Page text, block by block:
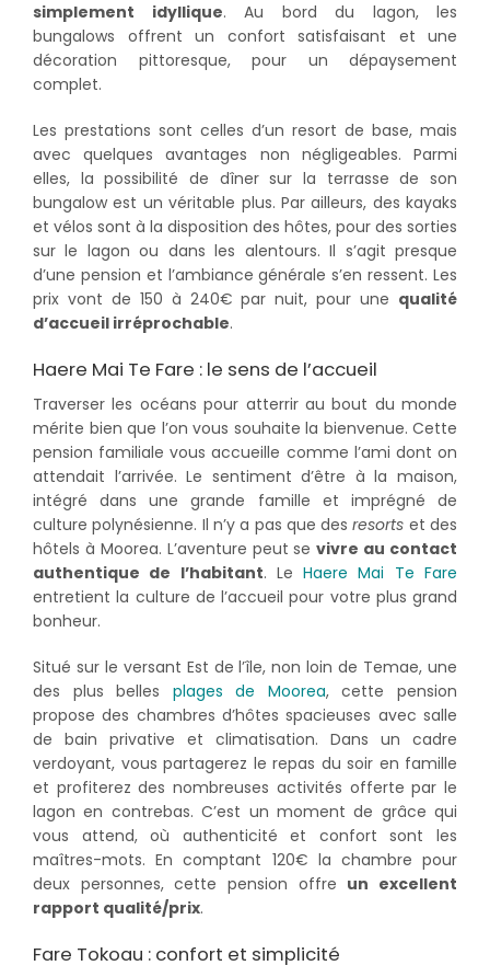
simplement idyllique. Au bord du lagon, les
bungalows offrent un confort satisfaisant et une
décoration pittoresque, pour un dépaysement
complet.
Les prestations sont celles d’un resort de base, mais
avec quelques avantages non négligeables. Parmi
elles, la possibilité de dîner sur la terrasse de son
bungalow est un véritable plus. Par ailleurs, des kayaks
et vélos sont à la disposition des hôtes, pour des sorties
sur le lagon ou dans les alentours. Il s’agit presque
d’une pension et l’ambiance générale s’en ressent. Les
prix vont de 150 à 240€ par nuit, pour une qualité
d’accueil irréprochable.
Haere Mai Te Fare : le sens de l’accueil
Traverser les océans pour atterrir au bout du monde
mérite bien que l’on vous souhaite la bienvenue. Cette
pension familiale vous accueille comme l’ami dont on
attendait l’arrivée. Le sentiment d’être à la maison,
intégré dans une grande famille et imprégné de
culture polynésienne. Il n’y a pas que desresorts et des
hôtels à Moorea. L’aventure peut sevivre au contact
authentique de l’habitant. LeHaere Mai Te Fare
entretient la culture de l’accueil pour votre plus grand
bonheur.
Situé sur le versant Est de l’île, non loin de Temae, une
des plus belles plages de Moorea, cette pension
propose des chambres d’hôtes spacieuses avec salle
de bain privative et climatisation. Dans un cadre
verdoyant, vous partagerez le repas du soir en famille
et profiterez des nombreuses activités offerte par le
lagon en contrebas. C’est un moment de grâce qui
vous attend, où authenticité et confort sont les
maîtres-mots. En comptant 120€ la chambre pour
deux personnes, cette pension offre un excellent
rapport qualité/prix.
Fare Tokoau : confort et simplicité